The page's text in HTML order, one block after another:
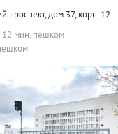
проспект, дом 37, корп. 12
12 мин. пешком